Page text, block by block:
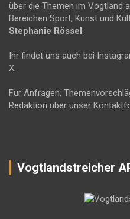
über die Themen im Vogtland
Bereichen Sport, Kunst und
Stephanie Rössel .
Ihr findet uns auch bei
X.
Für Anfragen,
Redaktion über unser
Vogtlandstreicher